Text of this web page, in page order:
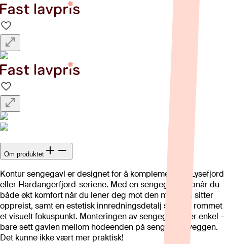
Om produktet
Kontur sengegavl er designet for å komplementere Lysefjord
eller Hardangerfjord-seriene. Med en sengegavl oppnår du
både økt komfort når du lener deg mot den mens du sitter
oppreist, samt en estetisk innredningsdetalj som gir rommet
et visuelt fokuspunkt. Monteringen av sengegavlen er enkel –
bare sett gavlen mellom hodeenden på sengen og veggen.
Det kunne ikke vært mer praktisk!